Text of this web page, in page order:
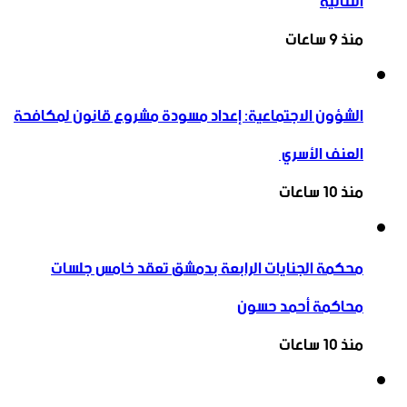
منذ 9 ساعات
الشؤون الاجتماعية: إعداد مسودة مشروع قانون لمكافحة
العنف الأسري ‏
منذ 10 ساعات
محكمة الجنايات الرابعة بدمشق تعقد خامس جلسات
محاكمة أحمد حسون
منذ 10 ساعات